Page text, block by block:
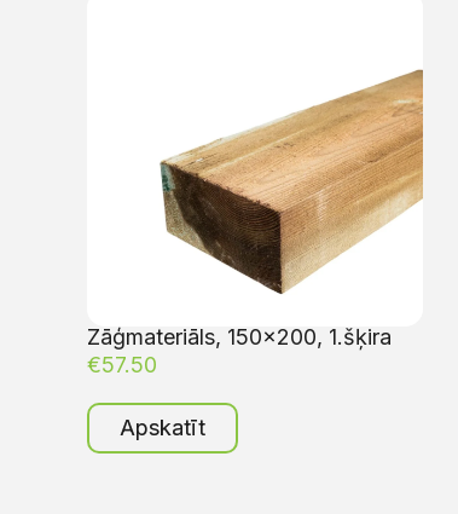
Zāģmateriāls, 150×200, 1.šķira
€57.50
Apskatīt